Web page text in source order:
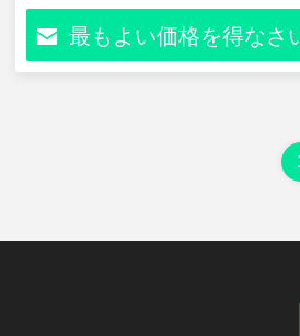
助斧火災安全ブレーキ
最もよい価格を得なさ